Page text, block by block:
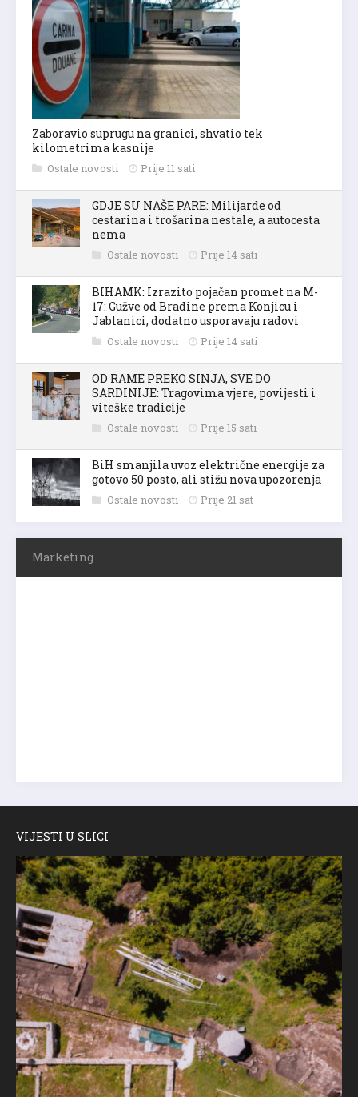
Zaboravio suprugu na granici, shvatio tek
kilometrima kasnije
Ostale novosti Prije 11 sati
GDJE SU NAŠE PARE: Milijarde od
cestarina i trošarina nestale, a autocesta
nema
Ostale novosti Prije 14 sati
BIHAMK: Izrazito pojačan promet na M-
17: Gužve od Bradine prema Konjicu i
Jablanici, dodatno usporavaju radovi
Ostale novosti Prije 14 sati
OD RAME PREKO SINJA, SVE DO
SARDINIJE: Tragovima vjere, povijesti i
viteške tradicije
Ostale novosti Prije 15 sati
BiH smanjila uvoz električne energije za
gotovo 50 posto, ali stižu nova upozorenja
Ostale novosti Prije 21 sat
Marketing
VIJESTI U SLICI